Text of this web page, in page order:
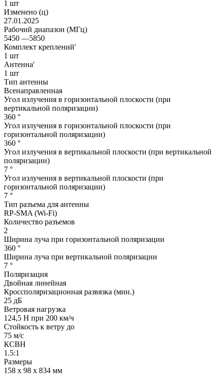
1 шт
Изменено (ц)
27.01.2025
Рабочий диапазон (МГц)
5450 —5850
Комплект креплений'
1 шт
Антенна'
1 шт
Тип антенны
Всенаправленная
Угол излучения в горизонтальной плоскости (при
вертикальной поляризации)
360 °
Угол излучения в горизонтальной плоскости (при
горизонтальной поляризации)
360 °
Угол излучения в вертикальной плоскости (при вертикальной
поляризации)
7 °
Угол излучения в вертикальной плоскости (при
горизонтальной поляризации)
7 °
Тип разъема для антенны
RP-SMA (Wi-Fi)
Количество разъемов
2
Ширина луча при горизонтальной поляризации
360 °
Ширина луча при вертикальной поляризации
7 °
Поляризация
Двойная линейная
Кроссполяризационная развязка (мин.)
25 дБ
Ветровая нагрузка
124,5 Н при 200 км/ч
Стойкость к ветру до
75 м/с
КСВН
1.5:1
Размеры
158 x 98 x 834 мм